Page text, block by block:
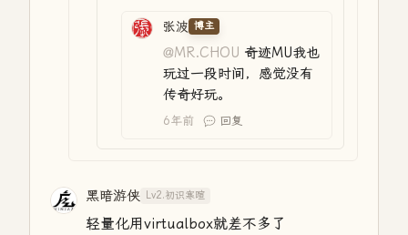
张波 博主
@MR.CHOU 奇迹MU我也
玩过一段时间，感觉没有
传奇好玩。
6年前 回复
黑暗游侠 Lv2.初识寒暄
轻量化用virtualbox就差不多了